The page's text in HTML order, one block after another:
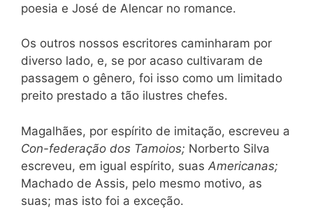
poesia e José de Alencar no romance.
Os outros nossos escritores caminharam por
diverso lado, e, se por acaso cultivaram de
passagem o gênero, foi isso como um limitado
preito prestado a tão ilustres chefes.
Magalhães, por espírito de imitação, escreveu a
Con-federação dos Tamoios; Norberto Silva
escreveu, em igual espírito, suas Americanas;
Machado de Assis, pelo mesmo motivo, as
suas; mas isto foi a exceção.